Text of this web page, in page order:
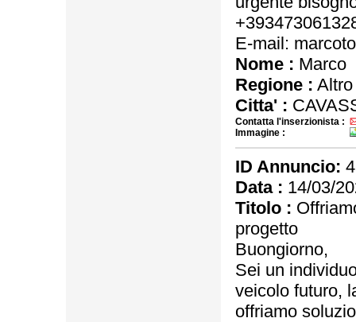
E-mail:
Nome : Marco
Regione :
Citta' :
Contatta l'inserzionista :
Immagine :
ID Annuncio:
Data : 14/03/
Titolo :
progetto
Buongiorno,
Sei un
veicolo futuro,
offriamo